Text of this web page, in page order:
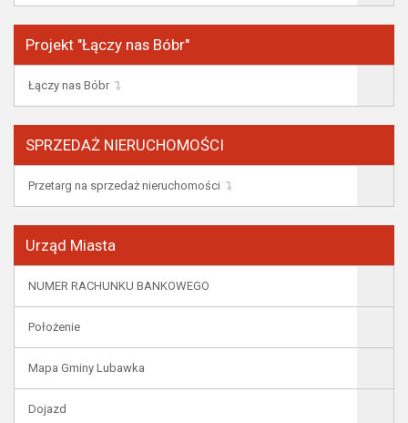
Projekt "Łączy nas Bóbr"
Łączy nas Bóbr
SPRZEDAŻ NIERUCHOMOŚCI
Przetarg na sprzedaż nieruchomości
Urząd Miasta
NUMER RACHUNKU BANKOWEGO
Położenie
Mapa Gminy Lubawka
Dojazd